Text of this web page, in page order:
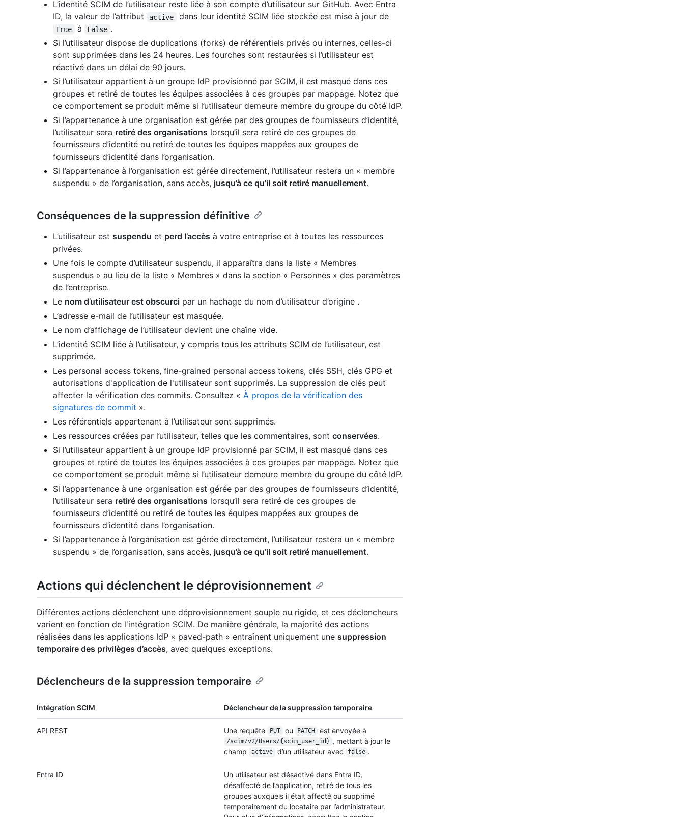
L’identité SCIM de l’utilisateur reste liée à son compte d’utilisateur sur GitHub. Avec Entra
ID, la valeur de l’attribut
active dans leur identité SCIM liée stockée est mise à jour de
True à False .
Si l’utilisateur dispose de duplications (forks) de référentiels privés ou internes, celles-ci
sont supprimées dans les 24 heures. Les fourches sont restaurées si l’utilisateur est
réactivé dans un délai de 90 jours.
Si l’utilisateur appartient à un groupe IdP provisionné par SCIM, il est masqué dans ces
groupes et retiré de toutes les équipes associées à ces groupes par mappage. Notez que
ce comportement se produit même si l’utilisateur demeure membre du groupe du côté IdP.
Si l’appartenance à une organisation est gérée par des groupes de fournisseurs d’identité,
l’utilisateur sera retiré des organisations lorsqu’il sera retiré de ces groupes de
fournisseurs d’identité ou retiré de toutes les équipes mappées aux groupes de
fournisseurs d’identité dans l’organisation.
Si l’appartenance à l’organisation est gérée directement, l’utilisateur restera un « membre
suspendu » de l’organisation, sans accès, jusqu’à ce qu’il soit retiré manuellement.
Conséquences de la suppression définitive
L’utilisateur est suspendu et perd l’accès à votre entreprise et à toutes les ressources
privées.
Une fois le compte d’utilisateur suspendu, il apparaîtra dans la liste « Membres
suspendus » au lieu de la liste « Membres » dans la section « Personnes » des paramètres
de l’entreprise.
Le nom d’utilisateur est obscurci par un hachage du nom d’utilisateur d’origine .
L’adresse e-mail de l’utilisateur est masquée.
Le nom d’affichage de l’utilisateur devient une chaîne vide.
L’identité SCIM liée à l’utilisateur, y compris tous les attributs SCIM de l’utilisateur, est
supprimée.
Les personal access tokens, fine-grained personal access tokens, clés SSH, clés GPG et
autorisations d'application de l'utilisateur sont supprimés. La suppression de clés peut
affecter la vérification des commits. Consultez « À propos de la vérification des
signatures de commit ».
Les référentiels appartenant à l’utilisateur sont supprimés.
Les ressources créées par l’utilisateur, telles que les commentaires, sont conservées.
Si l’utilisateur appartient à un groupe IdP provisionné par SCIM, il est masqué dans ces
groupes et retiré de toutes les équipes associées à ces groupes par mappage. Notez que
ce comportement se produit même si l’utilisateur demeure membre du groupe du côté IdP.
Si l’appartenance à une organisation est gérée par des groupes de fournisseurs d’identité,
l’utilisateur sera retiré des organisations lorsqu’il sera retiré de ces groupes de
fournisseurs d’identité ou retiré de toutes les équipes mappées aux groupes de
fournisseurs d’identité dans l’organisation.
Si l’appartenance à l’organisation est gérée directement, l’utilisateur restera un « membre
suspendu » de l’organisation, sans accès, jusqu’à ce qu’il soit retiré manuellement.
Actions qui déclenchent le déprovisionnement
Différentes actions déclenchent une déprovisionnement souple ou rigide, et ces déclencheurs
varient en fonction de l'intégration SCIM. De manière générale, la majorité des actions
réalisées dans les applications IdP « paved-path » entraînent uniquement une suppression
temporaire des privilèges d’accès, avec quelques exceptions.
Déclencheurs de la suppression temporaire
Intégration SCIM Déclencheur de la suppression temporaire
API REST Une requête PUT ou PATCH est envoyée à
/scim/v2/Users/{scim_user_id} , mettant à jour le
champ
active d’un utilisateur avec false .
Entra ID
Un utilisateur est désactivé dans Entra ID,
désaffecté de l’application, retiré de tous les
groupes auxquels il était affecté ou supprimé
temporairement du locataire par l’administrateur.